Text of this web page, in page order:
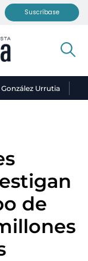
Suscríbase
Urrutia
de